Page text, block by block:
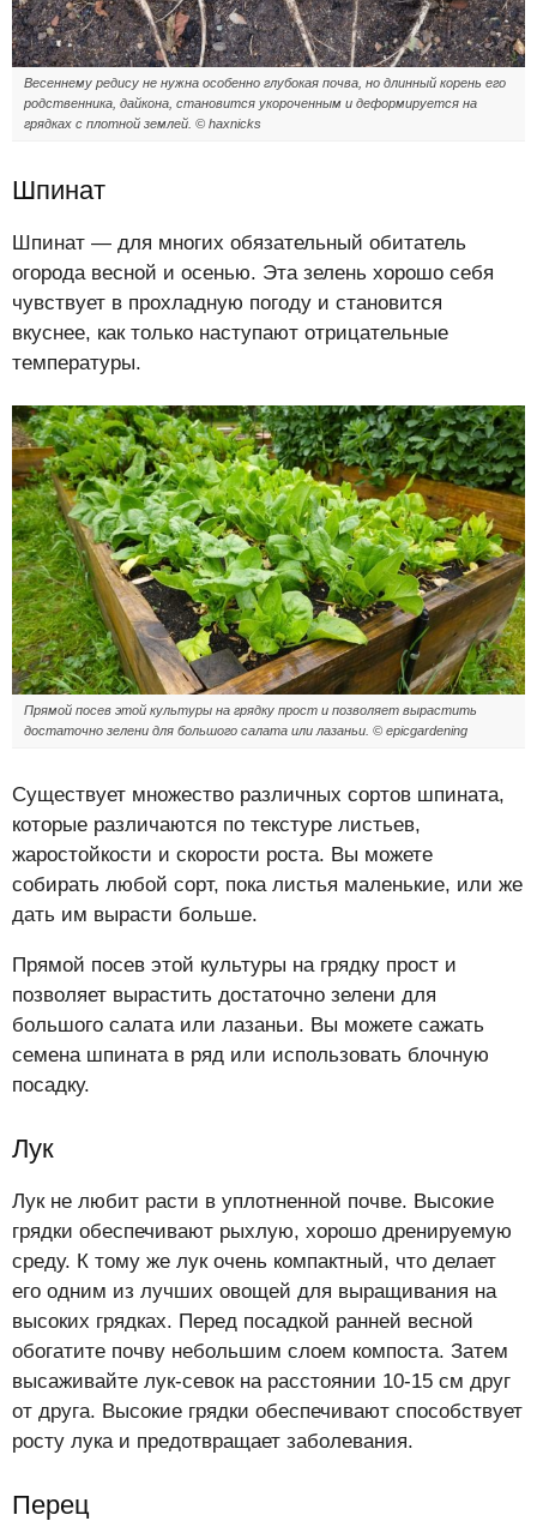
Весеннему редису не нужна особенно глубокая почва, но длинный корень его
родственника, дайкона, становится укороченным и деформируется на
грядках с плотной землей. © haxnicks
Шпинат
Шпинат — для многих обязательный обитатель
огорода весной и осенью. Эта зелень хорошо себя
чувствует в прохладную погоду и становится
вкуснее, как только наступают отрицательные
температуры.
Прямой посев этой культуры на грядку прост и позволяет вырастить
достаточно зелени для большого салата или лазаньи. © epicgardening
Существует множество различных сортов шпината,
которые различаются по текстуре листьев,
жаростойкости и скорости роста. Вы можете
собирать любой сорт, пока листья маленькие, или же
дать им вырасти больше.
Прямой посев этой культуры на грядку прост и
позволяет вырастить достаточно зелени для
большого салата или лазаньи. Вы можете сажать
семена шпината в ряд или использовать блочную
посадку.
Лук
Лук не любит расти в уплотненной почве. Высокие
грядки обеспечивают рыхлую, хорошо дренируемую
среду. К тому же лук очень компактный, что делает
его одним из лучших овощей для выращивания на
высоких грядках. Перед посадкой ранней весной
обогатите почву небольшим слоем компоста. Затем
высаживайте лук-севок на расстоянии 10-15 см друг
от друга. Высокие грядки обеспечивают способствует
росту лука и предотвращает заболевания.
Перец